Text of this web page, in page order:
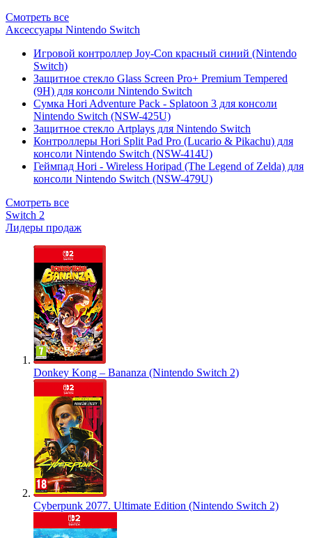
Смотреть все
Аксессуары Nintendo Switch
Игровой контроллер Joy-Con красный синий (Nintendo
Switch)
Защитное стекло Glass Screen Pro+ Premium Tempered
(9H) для консоли Nintendo Switch
Сумка Hori Adventure Pack - Splatoon 3 для консоли
Nintendo Switch (NSW-425U)
Защитное стекло Artplays для Nintendo Switch
Контроллеры Hori Split Pad Pro (Lucario & Pikachu) для
консоли Nintendo Switch (NSW-414U)
Геймпад Hori - Wireless Horipad (The Legend of Zelda) для
консоли Nintendo Switch (NSW-479U)
Смотреть все
Switch 2
Лидеры продаж
Donkey Kong – Bananza (Nintendo Switch 2)
Cyberpunk 2077. Ultimate Edition (Nintendo Switch 2)